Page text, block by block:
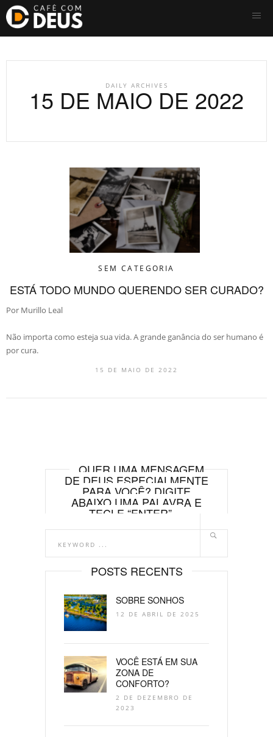
DAILY ARCHIVES
15 DE MAIO DE 2022
SEM CATEGORIA
ESTÁ TODO MUNDO QUERENDO SER CURADO?
Por Murillo Leal
Não importa como esteja sua vida. A grande ganância do ser humano é
por cura.
15 DE MAIO DE 2022
QUER UMA MENSAGEM
DE DEUS ESPECIALMENTE
PARA VOCÊ? DIGITE
ABAIXO UMA PALAVRA E
TECLE “ENTER”.
POSTS RECENTS
SOBRE SONHOS
12 DE ABRIL DE 2025
VOCÊ ESTÁ EM SUA
ZONA DE
CONFORTO?
2 DE DEZEMBRO DE
2023